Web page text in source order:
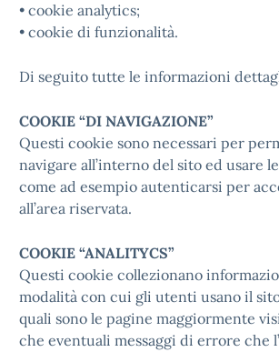
• cookie analytics;
• cookie di funzionalità.
Di seguito tutte le informazioni
COOKIE “DI NAVIGAZIONE”
Questi cookie sono necessari per
navigare all’interno del sito ed usare
come ad esempio autenticarsi per
all’area riservata.
COOKIE “ANALITYCS”
Questi cookie collezionano
modalità con cui gli utenti usano il
quali sono le pagine maggiormente
che eventuali messaggi di errore che